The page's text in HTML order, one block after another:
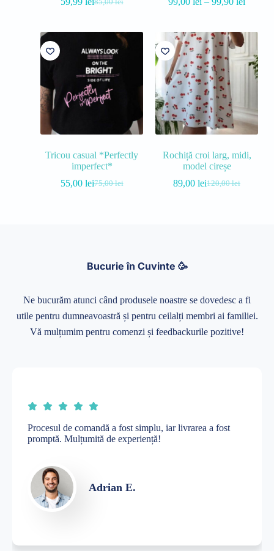
Tricou casual *Perfectly
imperfect*
75,00lei
55,00 lei
Rochiță croi larg, midi,
model cireșe
120,00lei
89,00 lei
Bucurie în Cuvinte 🥳
Ne bucurăm atunci când produsele noastre se dovedesc a fi
utile pentru dumneavoastră și pentru ceilalți membri ai familiei.
Vă mulțumim pentru comenzi și feedbackurile pozitive!
Recomand acest magazin tuturor părinților!